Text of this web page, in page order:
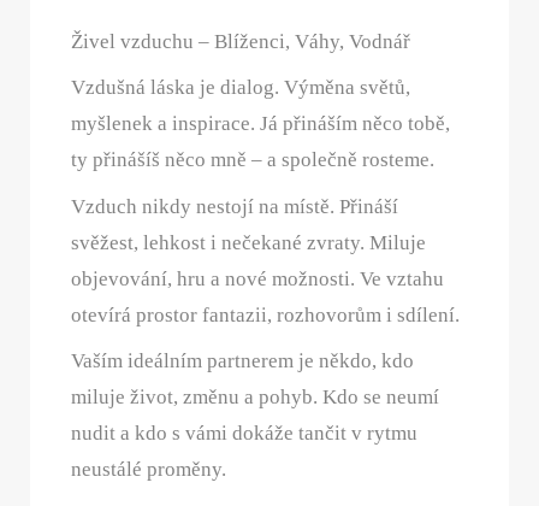
Živel vzduchu – Blíženci, Váhy, Vodnář
Vzdušná láska je dialog. Výměna světů,
myšlenek a inspirace. Já přináším něco tobě,
ty přinášíš něco mně – a společně rosteme.
Vzduch nikdy nestojí na místě. Přináší
svěžest, lehkost i nečekané zvraty. Miluje
objevování, hru a nové možnosti. Ve vztahu
otevírá prostor fantazii, rozhovorům i sdílení.
Vaším ideálním partnerem je někdo, kdo
miluje život, změnu a pohyb. Kdo se neumí
nudit a kdo s vámi dokáže tančit v rytmu
neustálé proměny.